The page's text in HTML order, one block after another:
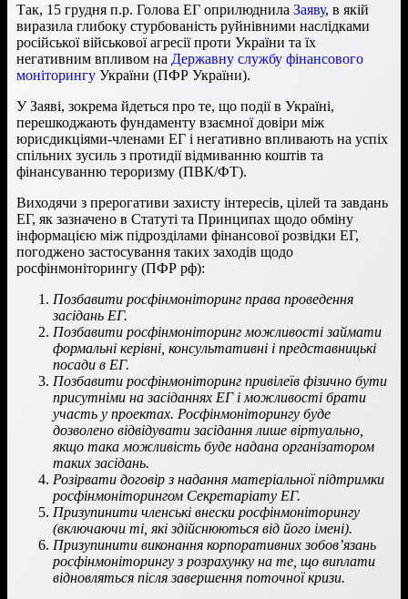
Так, 15 грудня п.р. Голова ЕГ оприлюднила Заяву, в якій
виразила глибоку стурбованість руйнівними наслідками
російської військової агресії проти України та їх
негативним впливом на Державну службу фінансового
моніторингу України (ПФР України).
У Заяві, зокрема йдеться про те, що події в Україні,
перешкоджають фундаменту взаємної довіри між
юрисдикціями-членами ЕГ і негативно впливають на успіх
спільних зусиль з протидії відмиванню коштів та
фінансуванню тероризму (ПВК/ФТ).
Виходячи з прерогативи захисту інтересів, цілей та завдань
ЕГ, як зазначено в Статуті та Принципах щодо обміну
інформацією між підрозділами фінансової розвідки ЕГ,
погоджено застосування таких заходів щодо
росфінмоніторингу (ПФР рф):
Позбавити росфінмоніторинг права проведення
засідань ЕГ.
Позбавити росфінмоніторинг можливості займати
формальні керівні, консультативні і представницькі
посади в ЕГ.
Позбавити росфінмоніторинг привілеїв фізично бути
присутніми на засіданнях ЕГ і можливості брати
участь у проектах. Росфінмоніторингу буде
дозволено відвідувати засідання лише віртуально,
якщо така можливість буде надана організатором
таких засідань.
Розірвати договір з надання матеріальної підтримки
росфінмоніторингом Секретаріату ЕГ.
Призупинити членські внески росфінмоніторингу
(включаючи ті, які здійснюються від його імені).
Призупинити виконання корпоративних зобов’язань
росфінмоніторингу з розрахунку на те, що виплати
відновляться після завершення поточної кризи.